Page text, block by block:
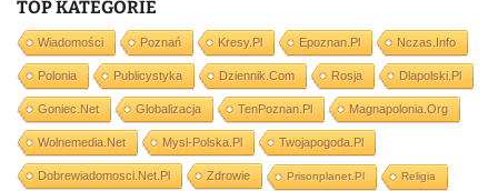
TOP KATEGORIE
Wiadomości Poznań Kresy.pl Epoznan.pl Nczas.info
Polonia Publicystyka Dziennik.com Rosja Dlapolski.pl
Goniec.net Globalizacja TenPoznan.pl Magnapolonia.org
Wolnemedia.net Mysl-Polska.pl Twojapogoda.pl
Dobrewiadomosci.net.pl Zdrowie Prisonplanet.pl Religia